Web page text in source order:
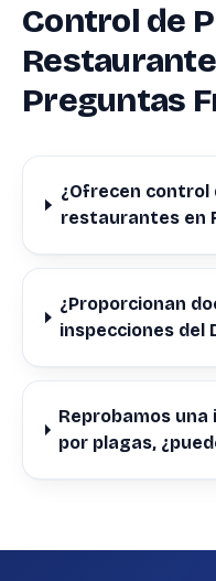
Control de
Preguntas
¿Ofrecen control
restaurantes en
¿Proporcionan
inspecciones del
Reprobamos una
por plagas,